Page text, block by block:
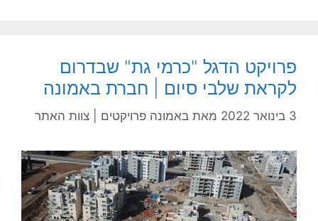
פרויקט הדגל "כרמי גת" שבדרום
לקראת שלבי סיום | חברת באמונה
3 בינואר 2022 מאת באמונה פרויקטים | צוות האתר